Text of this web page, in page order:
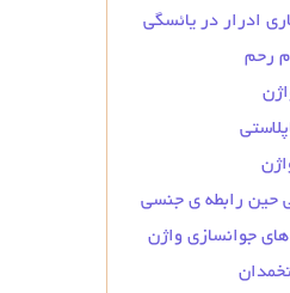
ادرار در یائسگی
رحم
حین رابطه ی جنسی
جوانسازی واژن